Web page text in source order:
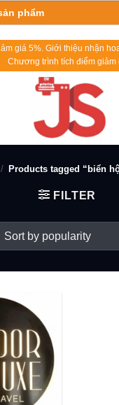
giá 5%. Giới thiệu nhận
Chương trình tích điểm giảm
/ Products tagged “biển
FILTER